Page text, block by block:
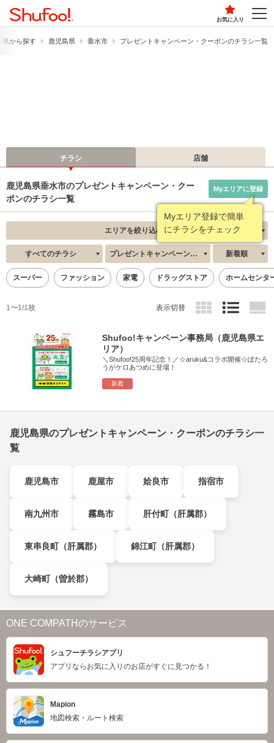
お気に入り
県から探す 鹿児島県 垂水市 プレゼントキャンペーン・クーポンのチラシ一覧
チラシ 店舗
鹿児島県垂水市のプレゼントキャンペーン・クー
ポンのチラシ一覧
Myエリア登録で簡単
にチラシをチェック
Myエリアに登録
エリアを絞り込む
すべてのチラシ プレゼントキャンペーン・クーポン 新着順
スーパー ファッション 家電 ドラッグストア ホームセンタ
1〜1/1枚 表示切替
新着
Shufoo!キャンペーン事務局（鹿児島県エ
リア）
＼Shufoo!25周年記念！／☆aruku&コラボ開催☆ぽたろ
うがケロあつめに登場！
鹿児島県のプレゼントキャンペーン・クーポンのチラシ一
覧
鹿児島市 鹿屋市 姶良市 指宿市
南九州市 霧島市 肝付町（肝属郡）
東串良町（肝属郡） 錦江町（肝属郡）
大崎町（曽於郡）
ONE COMPATHのサービス
シュフーチラシアプリ
アプリならお気に入りのお店がすぐに見つかる！
Mapion
地図検索・ルート検索